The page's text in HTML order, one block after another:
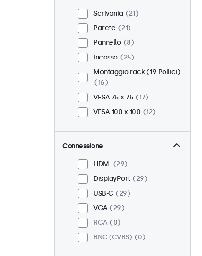
Scrivania
21
Parete
21
Pannello
8
Incasso
25
Montaggio rack (19 Pollici)
16
VESA 75 x 75
17
VESA 100 x 100
12
Connessione
HDMI
29
DisplayPort
29
USB-C
29
VGA
29
RCA
0
BNC (CVBS)
0